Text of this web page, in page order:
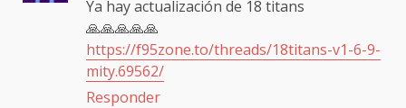
Ya hay actualización de 18 titans
🙏🙏🙏🙏🙏
https://f95zone.to/threads/18titans-v1-6-9-
mity.69562/
Responder